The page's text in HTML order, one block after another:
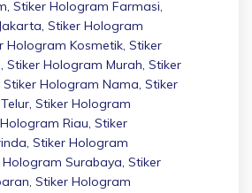
, Stiker Hologram Farmasi,
, Stiker Hologram
Hologram Kosmetik, Stiker
, Stiker Hologram Murah, Stiker
Stiker Hologram Nama, Stiker
, Stiker Hologram
Riau, Stiker
, Stiker Hologram
Hologram Surabaya, Stiker
, Stiker Hologram